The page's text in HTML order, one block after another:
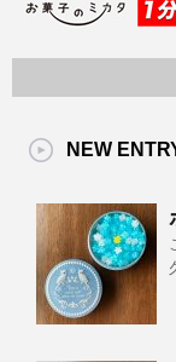
NEW